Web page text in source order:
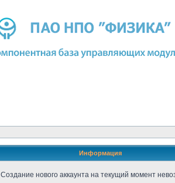
Информация
Создание нового аккаунта на текущий момент